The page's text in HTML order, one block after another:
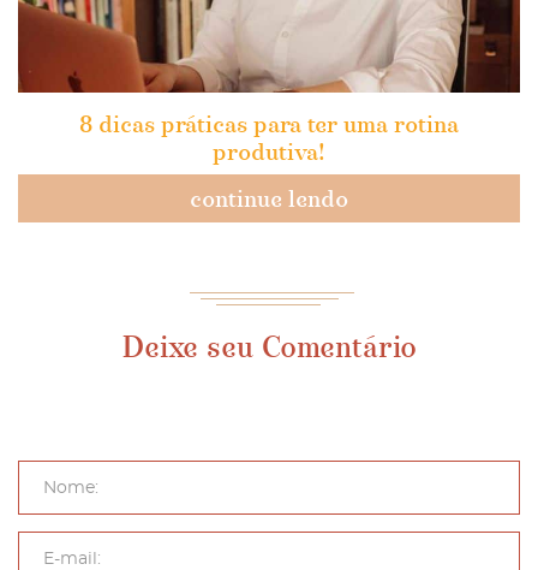
8 dicas práticas para ter uma rotina
produtiva!
continue lendo
Deixe seu Comentário